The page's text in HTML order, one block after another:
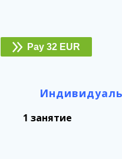
Pay 32 EUR
1 занятие